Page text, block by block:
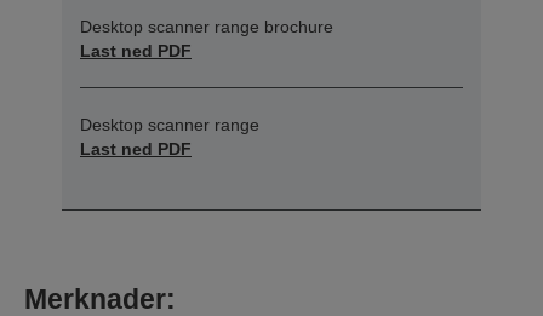
Desktop scanner range brochure
Last ned PDF
Desktop scanner range
Last ned PDF
Merknader: